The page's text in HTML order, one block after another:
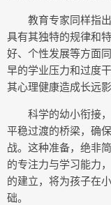
教育专家同样指
具有其独特的规律和
好、个性发展等方面
早的学业压力和过度
其心理健康造成长远影
科学的幼小衔接
平稳过渡的桥梁，确
战。这种准备，绝非
的专注力与学习能力
的建立，将为孩子在
础。